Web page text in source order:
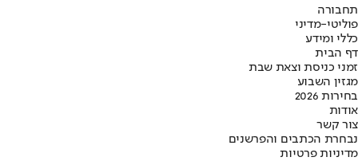
תחבורה
פוליטי-מדיני
כללי ומידע
דף הבית
זמני כניסת וצאת שבת
מגזין השבוע
בחירות 2026
אודות
צור קשר
נבחרת הכתבים והפרשנים
מדיניות פרטיות